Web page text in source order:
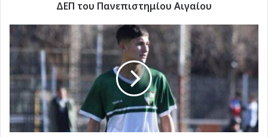
ΔΕΠ του Πανεπιστημίου Αιγαίου
Τέλος
ο
Ρομάνο
από
τον
Ευκλή